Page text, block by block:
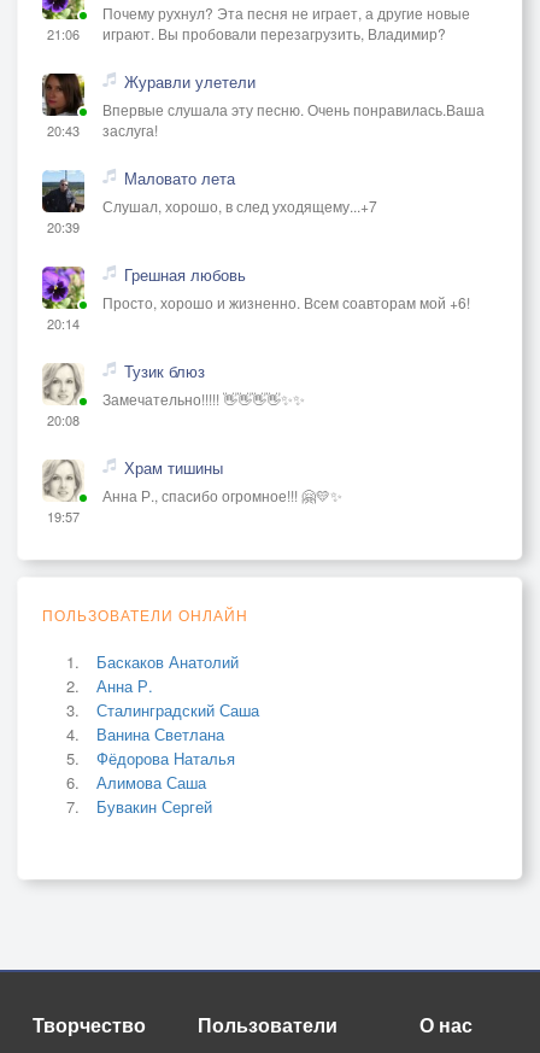
21:06
Почему рухнул? Эта песня не играет, а другие новые
играют. Вы пробовали перезагрузить, Владимир?
20:43
Журавли улетели
Впервые слушала эту песню. Очень понравилась.Ваша
заслуга!
20:39
Маловато лета
Слушал, хорошо, в след уходящему...+7
20:14
Грешная любовь
Просто, хорошо и жизненно. Всем соавторам мой +6!
20:08
Тузик блюз
Замечательно!!!!! 👋👋👋👋✨✨
19:57
Храм тишины
Анна Р., спасибо огромное!!! 🤗💛✨
ПОЛЬЗОВАТЕЛИ ОНЛАЙН
Баскаков Анатолий
Анна Р.
Сталинградский Саша
Ванина Светлана
Фёдорова Наталья
Алимова Саша
Бувакин Сергей
Творчество Пользователи О нас